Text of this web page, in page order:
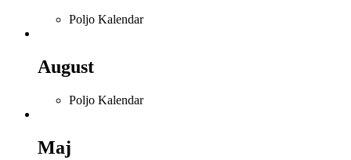
Poljo Kalendar
August
Poljo Kalendar
Maj